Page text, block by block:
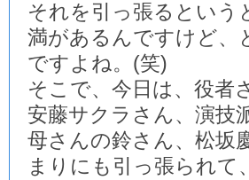
それを引っ張るという
満があるんですけど、
ですよね。(笑)
そこで、今日は、役者
安藤サクラさん、演技
母さんの鈴さん、松坂
まりにも引っ張られ